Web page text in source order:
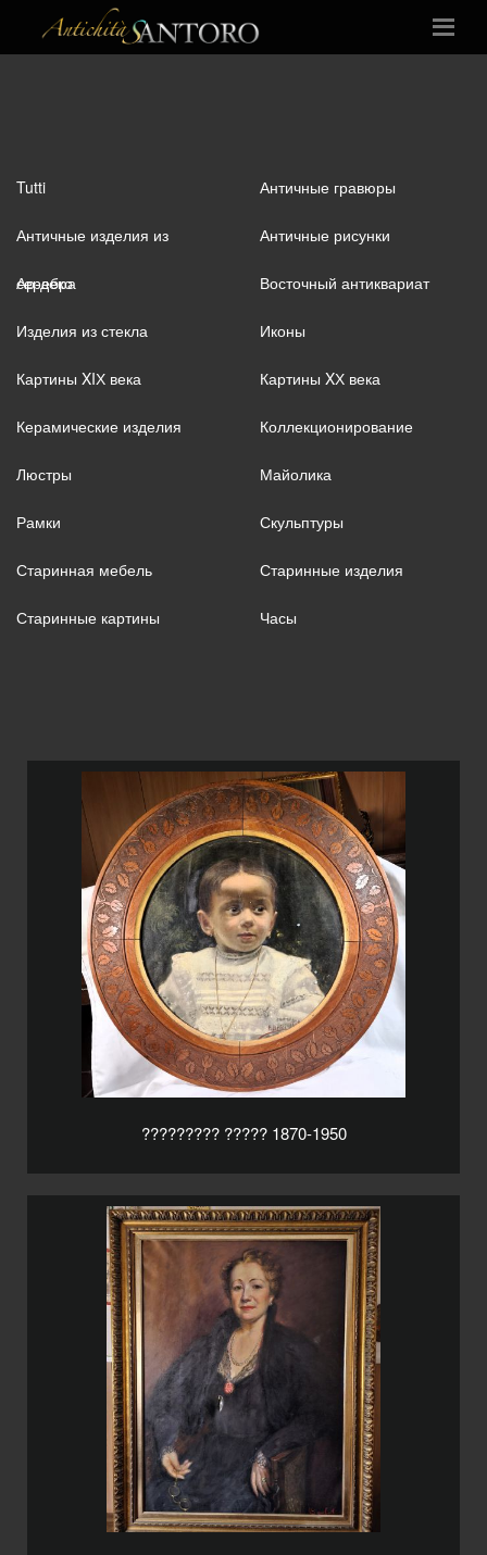
Tutti Античные гравюры
Античные изделия из
серебра
Античные рисунки
Ар-деко Восточный антиквариат
Изделия из стекла Иконы
Картины XIХ века Картины XХ века
Керамические изделия Коллекционирование
Люстры Майолика
Рамки Скульптуры
Старинная мебель Старинные изделия
Старинные картины Часы
????????? ????? 1870-1950